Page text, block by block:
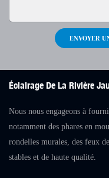
ENVOYER
Éclairage De La Rivière
Nous nous engageons à
notamment des phares en
rondelles murales, des feux
stables et de haute qualité.